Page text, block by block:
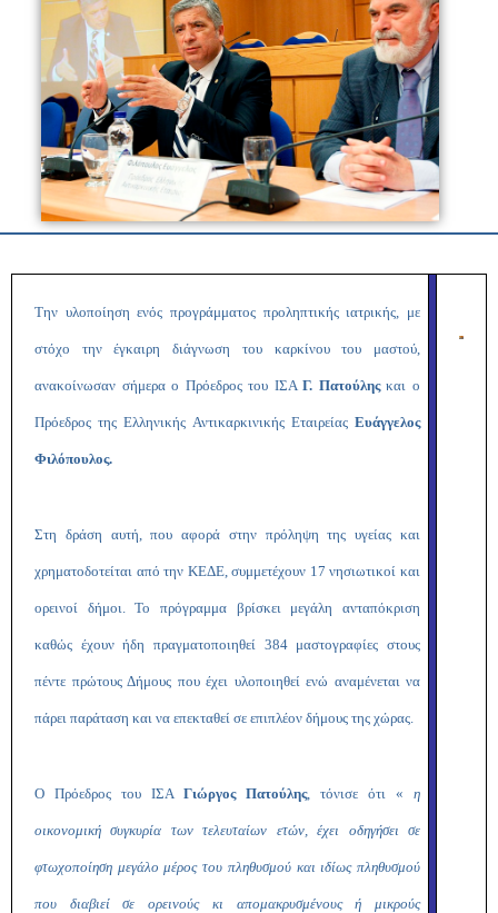
Την υλοποίηση ενός προγράμματος προληπτικής ιατρικής, με
στόχο την έγκαιρη διάγνωση του καρκίνου του μαστού,
ανακοίνωσαν σήμερα ο Πρόεδρος του ΙΣΑΓ. Πατούληςκαι ο
Πρόεδρος της Ελληνικής Αντικαρκινικής Εταιρείας Ευάγγελος
Φιλόπουλος.
Στη δράση αυτή, που αφορά στην πρόληψη της υγείας και
χρηματοδοτείται από την ΚΕΔΕ, συμμετέχουν 17 νησιωτικοί και
ορεινοί δήμοι. Το πρόγραμμα βρίσκει μεγάλη ανταπόκριση
καθώς έχουν ήδη πραγματοποιηθεί 384 μαστογραφίες στους
πέντε πρώτους Δήμους που έχει υλοποιηθεί ενώ αναμένεται να
πάρει παράταση και να επεκταθεί σε επιπλέον δήμους της χώρας.
Ο Πρόεδρος του ΙΣΑ Γιώργος Πατούλης, τόνισε ότι « η
οικονομική συγκυρία των τελευταίων ετών, έχει οδηγήσει σε
φτωχοποίηση μεγάλο μέρος του πληθυσμού και ιδίως πληθυσμού
που διαβιεί σε ορεινούς κι απομακρυσμένους ή μικρούς